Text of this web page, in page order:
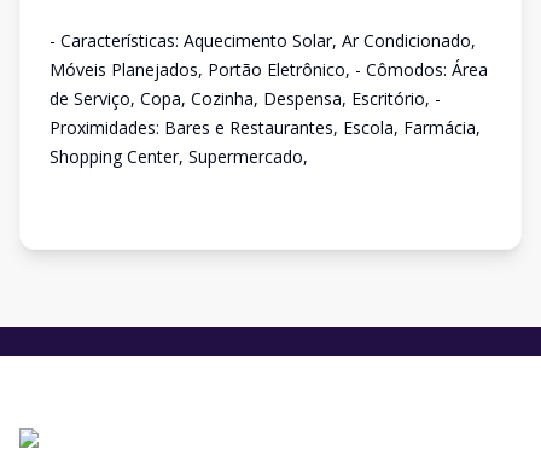
- Características: Aquecimento Solar, Ar Condicionado,
Móveis Planejados, Portão Eletrônico, - Cômodos: Área
de Serviço, Copa, Cozinha, Despensa, Escritório, -
Proximidades: Bares e Restaurantes, Escola, Farmácia,
Shopping Center, Supermercado,